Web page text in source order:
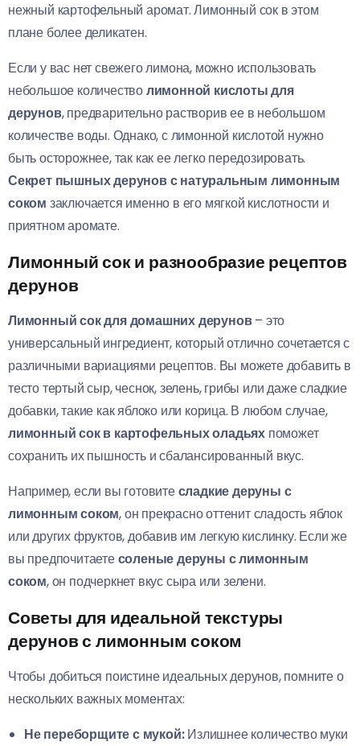
нежный картофельный аромат. Лимонный сок в этом
плане более деликатен.
Если у вас нет свежего лимона, можно использовать
небольшое количестволимонной кислоты для
дерунов, предварительно растворив ее в небольшом
количестве воды. Однако, с лимонной кислотой нужно
быть осторожнее, так как ее легко передозировать.
Секрет пышных дерунов с натуральным лимонным
соком заключается именно в его мягкой кислотности и
приятном аромате.
Лимонный сок и разнообразие рецептов
дерунов
Лимонный сок для домашних дерунов– это
универсальный ингредиент, который отлично сочетается с
различными вариациями рецептов. Вы можете добавить в
тесто тертый сыр, чеснок, зелень, грибы или даже сладкие
добавки, такие как яблоко или корица. В любом случае,
лимонный сок в картофельных оладьях поможет
сохранить их пышность и сбалансированный вкус.
Например, если вы готовитесладкие деруны с
лимонным соком, он прекрасно оттенит сладость яблок
или других фруктов, добавив им легкую кислинку. Если же
вы предпочитаетесоленые деруны с лимонным
соком, он подчеркнет вкус сыра или зелени.
Советы для идеальной текстуры
дерунов с лимонным соком
Чтобы добиться поистине идеальных дерунов, помните о
нескольких важных моментах:
Не переборщите с мукой:Излишнее количество муки